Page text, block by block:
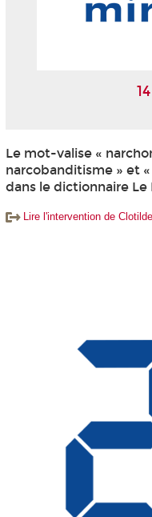
Le mot-valise «
narcobanditisme » et
dans le dictionnaire
Lire l'intervention de